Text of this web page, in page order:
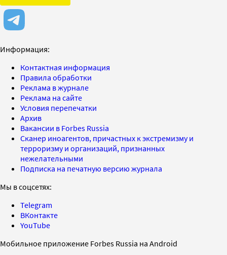
Информация:
Контактная информация
Правила обработки
Реклама в журнале
Реклама на сайте
Условия перепечатки
Архив
Вакансии в Forbes Russia
Сканер иноагентов, причастных к экстремизму и
терроризму и организаций, признанных
нежелательными
Подписка на печатную версию журнала
Мы в соцсетях:
Telegram
ВКонтакте
YouTube
Мобильное приложение Forbes Russia на Android